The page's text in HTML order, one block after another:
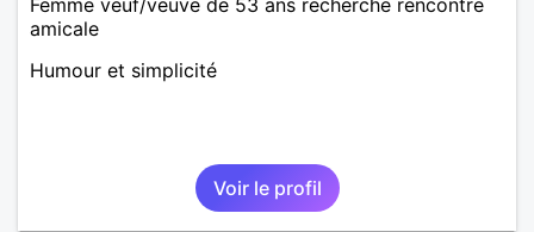
amicale
Humour et simplicité
Voir le profil